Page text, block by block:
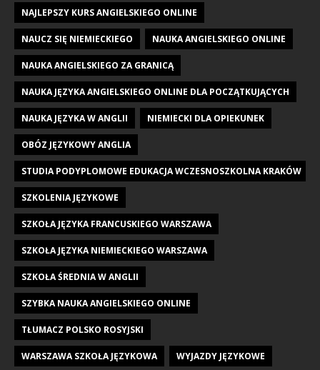
NAJLEPSZY KURS ANGIELSKIEGO ONLINE
NAUCZ SIĘ NIEMIECKIEGO NAUKA ANGIELSKIEGO ONLINE
NAUKA ANGIELSKIEGO ZA GRANICĄ
NAUKA JĘZYKA ANGIELSKIEGO ONLINE DLA POCZĄTKUJĄCYCH
NAUKA JĘZYKA W ANGLII NIEMIECKI DLA OPIEKUNEK
OBÓZ JĘZYKOWY ANGLIA
STUDIA PODYPLOMOWE EDUKACJA WCZESNOSZKOLNA KRAKÓW
SZKOLENIA JĘZYKOWE
SZKOŁA JĘZYKA FRANCUSKIEGO WARSZAWA
SZKOŁA JĘZYKA NIEMIECKIEGO WARSZAWA
SZKOŁA ŚREDNIA W ANGLII
SZYBKA NAUKA ANGIELSKIEGO ONLINE
TŁUMACZ POLSKO ROSYJSKI
WARSZAWA SZKOŁA JĘZYKOWA WYJAZDY JĘZYKOWE